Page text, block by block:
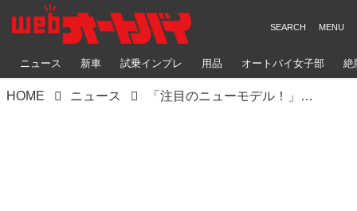
ニュース 新車 試乗インプレ 用品 オートバイ女子部 絶
HOME ニュース 「注目のニューモデル！」アライ「X-SNC」大阪モーターサイクルショーで電撃発表！ 軽さ・高剛性・エアフローを極めた新型